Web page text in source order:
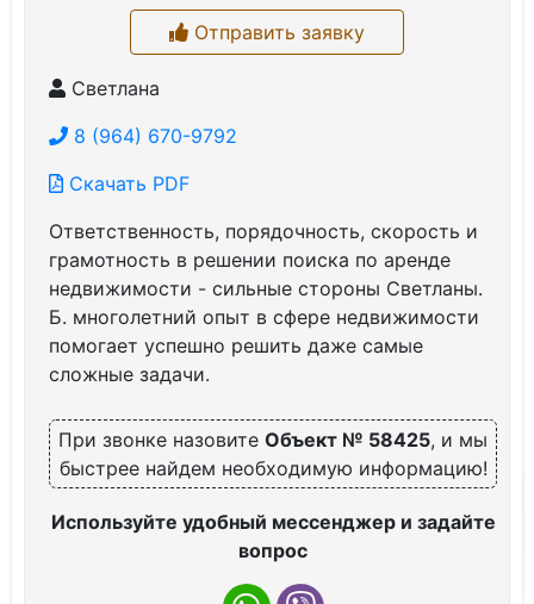
Отправить заявку
Светлана
8 (964) 670-9792
Скачать PDF
Ответственность, порядочность, скорость и
грамотность в решении поиска по аренде
недвижимости - сильные стороны Светланы.
Б. многолетний опыт в сфере недвижимости
помогает успешно решить даже самые
сложные задачи.
При звонке назовите Объект № 58425, и мы
быстрее найдем необходимую информацию!
Используйте удобный мессенджер и задайте
вопрос